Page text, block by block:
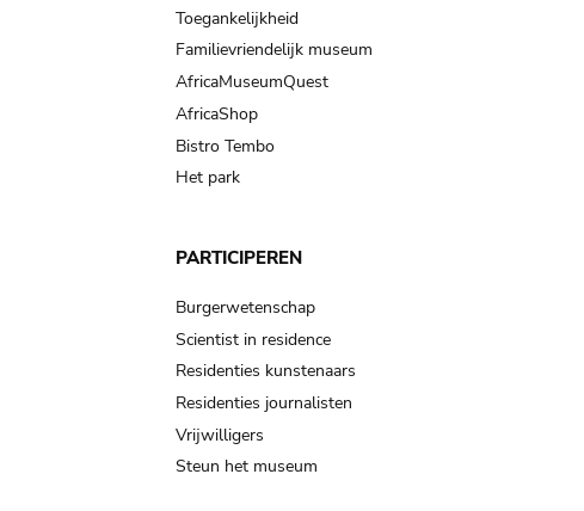
Toegankelijkheid
Familievriendelijk museum
AfricaMuseumQuest
AfricaShop
Bistro Tembo
Het park
PARTICIPEREN
Burgerwetenschap
Scientist in residence
Residenties kunstenaars
Residenties journalisten
Vrijwilligers
Steun het museum